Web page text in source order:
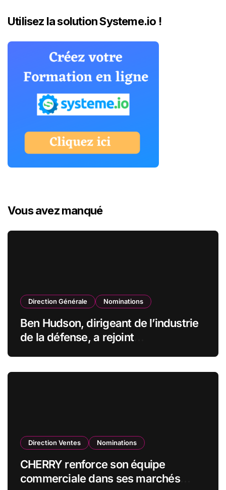
Utilisez la solution Systeme.io !
Vous avez manqué
Direction Générale Nominations
Ben Hudson, dirigeant de l’industrie
de la défense, a rejoint
Direction Ventes Nominations
CHERRY renforce son équipe
commerciale dans ses marchés